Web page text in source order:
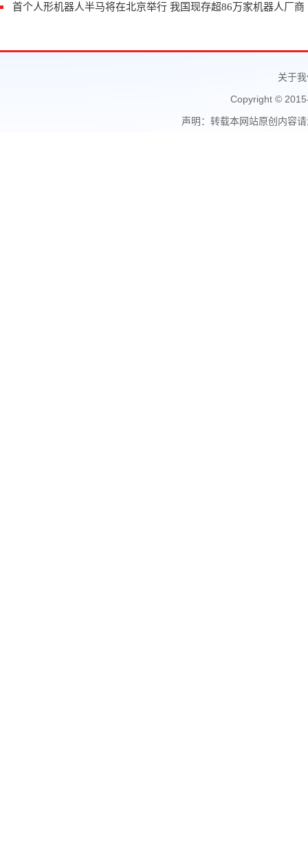
首个人形机器人半马将在北京举行 我国现存超86万家机器人厂商
关于
Copyright ©
声明：转载本网站原创内容